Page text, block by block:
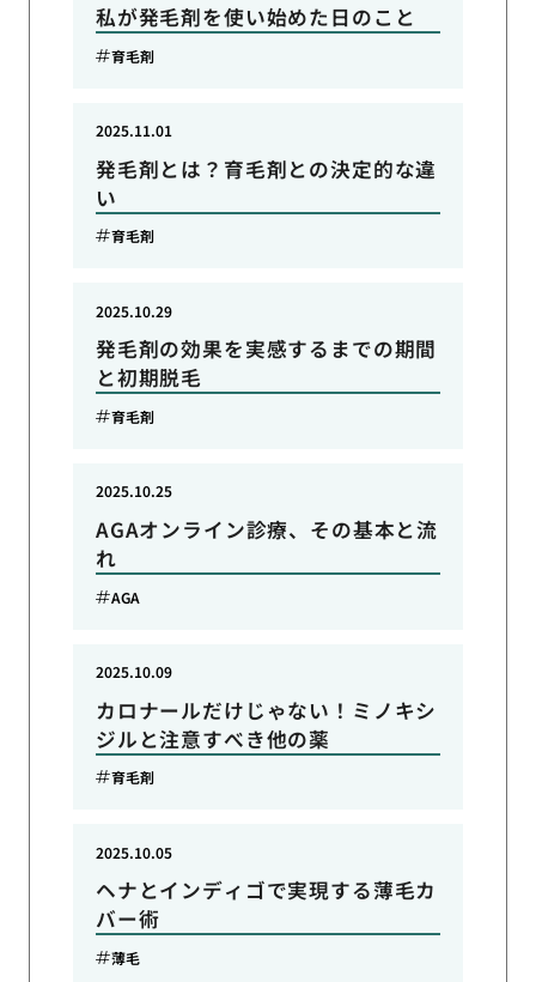
私が発毛剤を使い始めた日のこと
育毛剤
発毛剤とは？育毛剤との決定的な違
い
2025.11.01
育毛剤
発毛剤の効果を実感するまでの期間
と初期脱毛
2025.10.29
育毛剤
AGAオンライン診療、その基本と流
れ
2025.10.25
AGA
カロナールだけじゃない！ミノキシ
ジルと注意すべき他の薬
2025.10.09
育毛剤
ヘナとインディゴで実現する薄毛カ
バー術
2025.10.05
薄毛